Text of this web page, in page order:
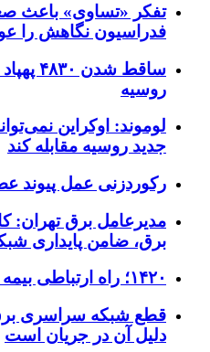
تفکر «تساوی» باعث
فدراسیون نگاهش را
ساقط
روسیه
لوموند: اوکراین
جدید روسیه مقابله کند
رکوردزنی عمل پیوند
برق، ضامن پایداری
۱۴۲۰؛ راه ارتباطی بیمه شدگان تأمین‌اجتماعی
قطع شبکه سراسری برق
دلیل آن در جریان است